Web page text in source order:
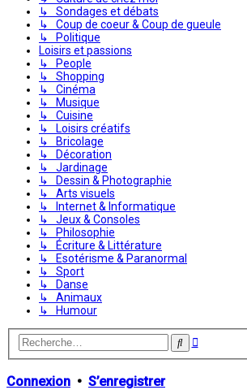
↳ Sondages et débats
↳ Coup de coeur & Coup de gueule
↳ Politique
Loisirs et passions
↳ People
↳ Shopping
↳ Cinéma
↳ Musique
↳ Cuisine
↳ Loisirs créatifs
↳ Bricolage
↳ Décoration
↳ Jardinage
↳ Dessin & Photographie
↳ Arts visuels
↳ Internet & Informatique
↳ Jeux & Consoles
↳ Philosophie
↳ Écriture & Littérature
↳ Esotérisme & Paranormal
↳ Sport
↳ Danse
↳ Animaux
↳ Humour
Rechercher
Recherche
Connexion • S’enregistrer